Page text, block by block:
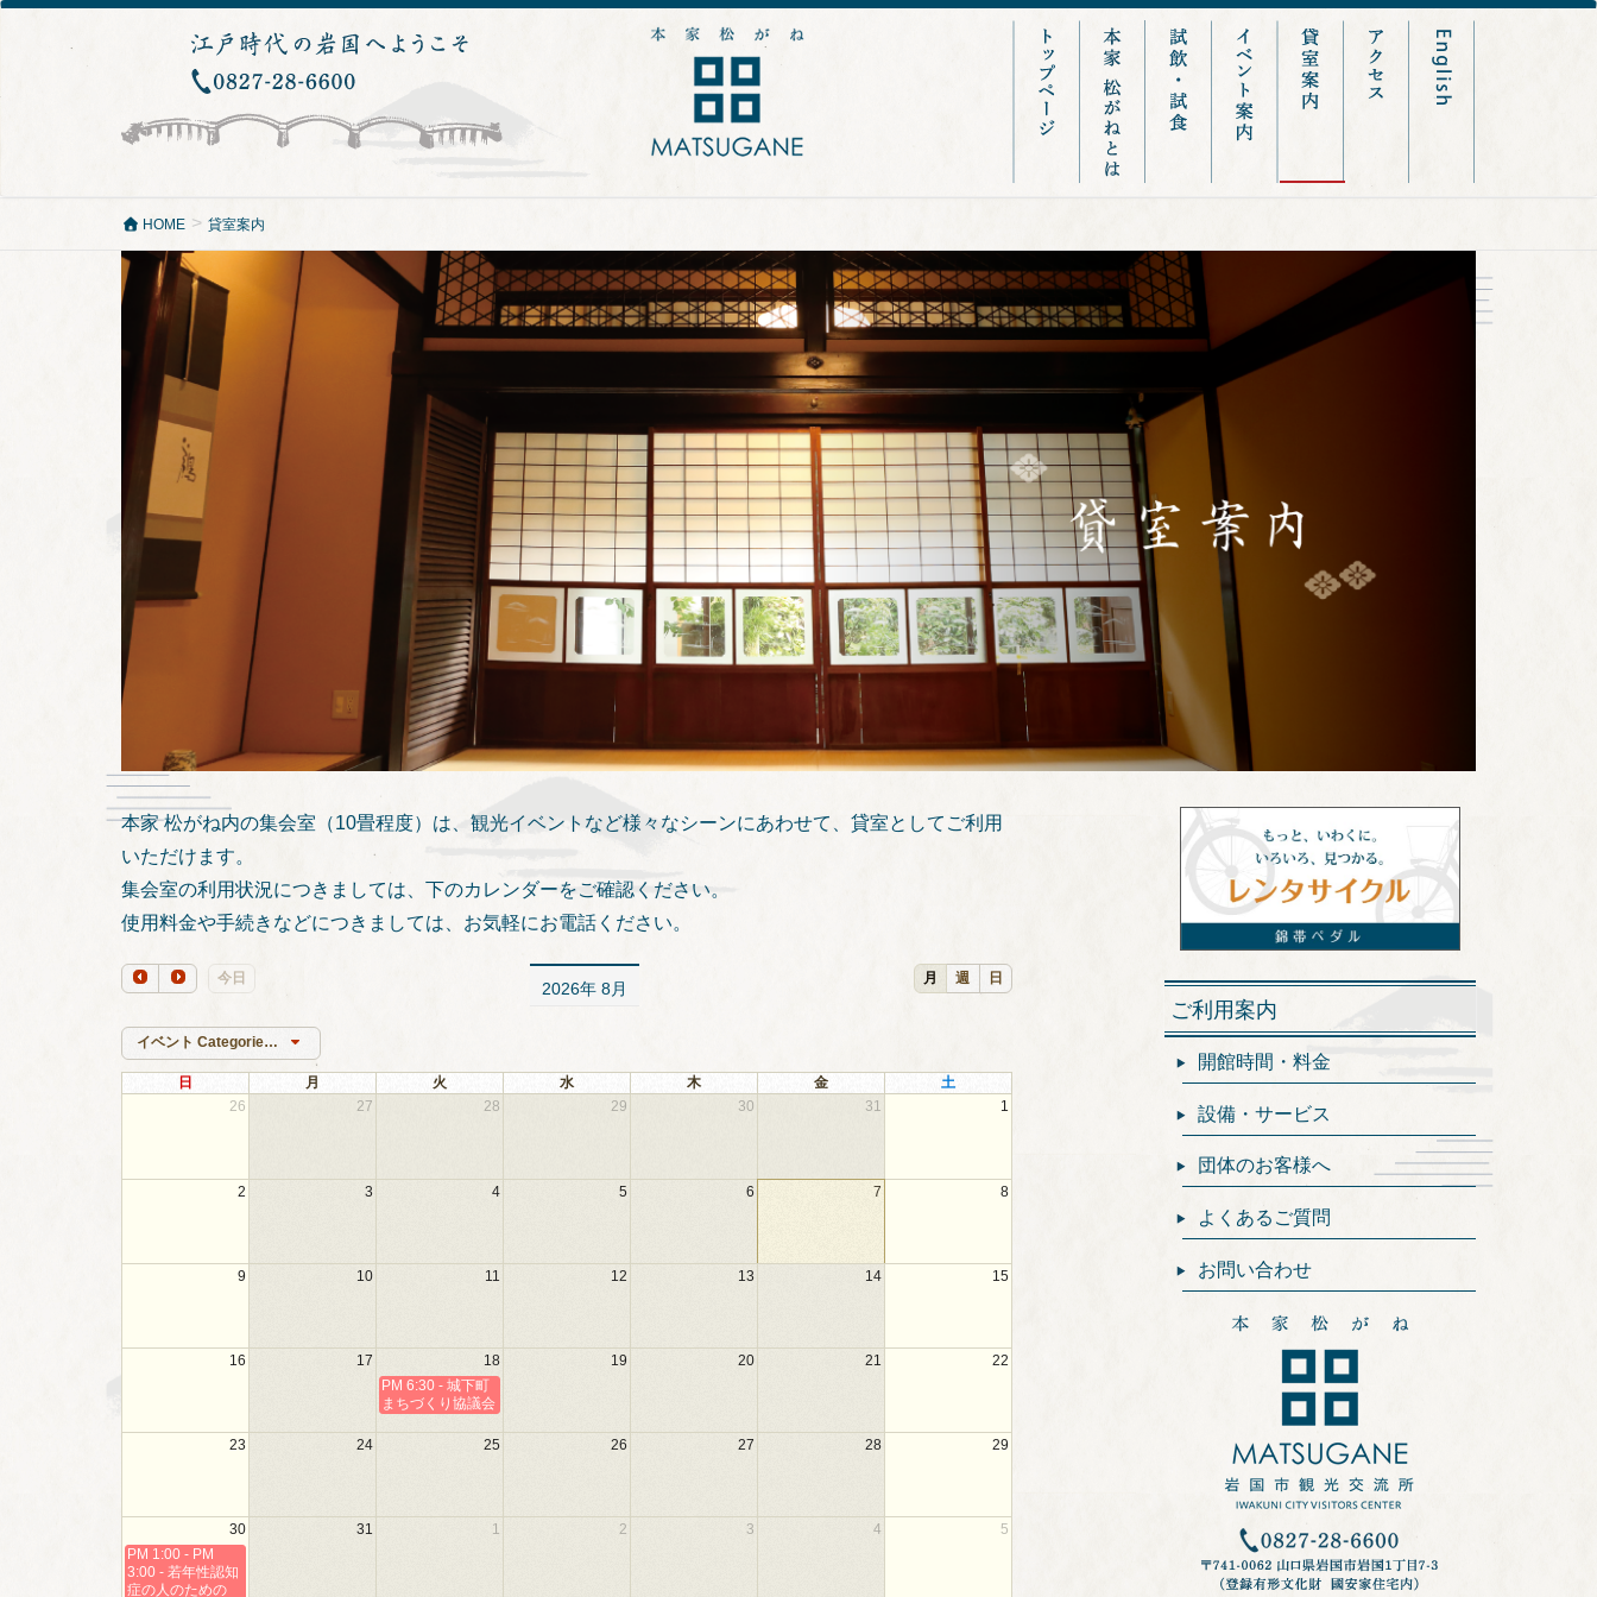
HOME 貸室案内
本家 松がね内の集会室（10畳程度）は、観光イベントなど様々なシーンにあわせて、貸室としてご利用
いただけます。
集会室の利用状況につきましては、下のカレンダーをご確認ください。
使用料金や手続きなどにつきましては、お気軽にお電話ください。
今日 月 週 日
2026年 8月
イベント Categories一覧
日 月 火 水 木 金
土
26
27 28 29 30 31 1
2 3 4 5 6 7 8
9 10 11 12 13 14 15
16 17 18 19 20 21
22
PM 6:30 - 城下町
まちづくり協議会
23 24 25 26 27 28 29
30 31 1 2 3 4
5
PM 1:00 - PM
3:00 - 若年性認知
症の人のための
ご利用案内
開館時間・料金
設備・サービス
団体のお客様へ
よくあるご質問
お問い合わせ